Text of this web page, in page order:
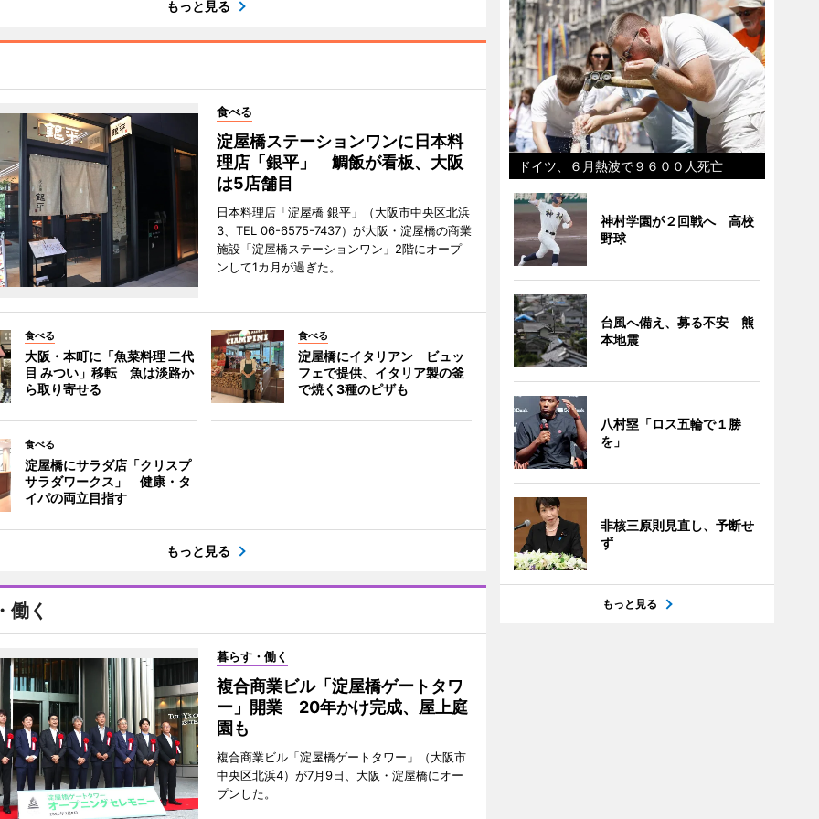
もっと見る
食べる
淀屋橋ステーションワンに日本料
理店「銀平」 鯛飯が看板、大阪
は5店舗目
日本料理店「淀屋橋 銀平」（大阪市中央区北浜
3、TEL 06-6575-7437）が大阪・淀屋橋の商業
施設「淀屋橋ステーションワン」2階にオープ
ンして1カ月が過ぎた。
食べる
大阪・本町に「魚菜料理 二代
目 みつい」移転 魚は淡路か
ら取り寄せる
食べる
淀屋橋にイタリアン ビュッ
フェで提供、イタリア製の釜
で焼く3種のピザも
食べる
淀屋橋にサラダ店「クリスプ
サラダワークス」 健康・タ
イパの両立目指す
もっと見る
働く
暮らす・働く
複合商業ビル「淀屋橋ゲートタワ
ー」開業 20年かけ完成、屋上庭
園も
複合商業ビル「淀屋橋ゲートタワー」（大阪市
中央区北浜4）が7月9日、大阪・淀屋橋にオー
プンした。
ドイツ、６月熱波で９６００人死亡
神村学園が２回戦へ 高校
野球
台風へ備え、募る不安 熊
本地震
八村塁「ロス五輪で１勝
を」
非核三原則見直し、予断せ
ず
もっと見る